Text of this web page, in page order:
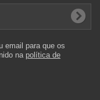
email para que os
na política de